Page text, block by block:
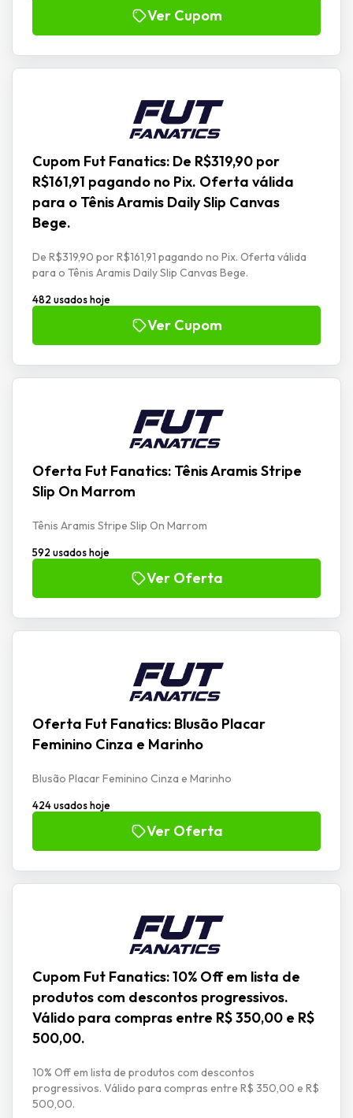
Ver Cupom
Cupom Fut Fanatics: De R$319,90 por
R$161,91 pagando no Pix. Oferta válida
para o Tênis Aramis Daily Slip Canvas
Bege.
De R$319,90 por R$161,91 pagando no Pix. Oferta válida
para o Tênis Aramis Daily Slip Canvas Bege.
482 usados hoje
Ver Cupom
Oferta Fut Fanatics: Tênis Aramis Stripe
Slip On Marrom
Tênis Aramis Stripe Slip On Marrom
592 usados hoje
Ver Oferta
Oferta Fut Fanatics: Blusão Placar
Feminino Cinza e Marinho
Blusão Placar Feminino Cinza e Marinho
424 usados hoje
Ver Oferta
Cupom Fut Fanatics: 10% Off em lista de
produtos com descontos progressivos.
Válido para compras entre R$ 350,00 e R$
500,00.
10% Off em lista de produtos com descontos
progressivos. Válido para compras entre R$ 350,00 e R$
500,00.